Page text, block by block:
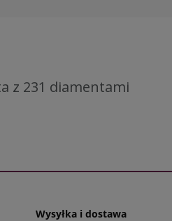
z 231 diamentami
Wysyłka i dostawa